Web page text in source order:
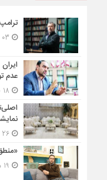
عدم
26 ژانویه 2026 - 22:21